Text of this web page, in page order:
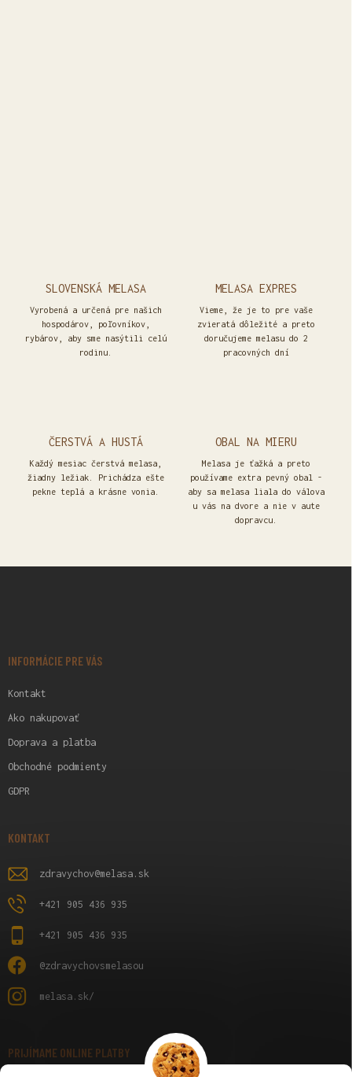
SLOVENSKÁ MELASA
Vyrobená a určená pre našich
hospodárov, poľovníkov,
rybárov, aby sme nasýtili celú
rodinu.
MELASA EXPRES
Vieme, že je to pre vaše
zvieratá dôležité a preto
doručujeme melasu do 2
pracovných dní
ČERSTVÁ A HUSTÁ
Každý mesiac čerstvá melasa,
žiadny ležiak. Prichádza ešte
pekne teplá a krásne vonia.
OBAL NA MIERU
Melasa je ťažká a preto
používame extra pevný obal -
aby sa melasa liala do válova
u vás na dvore a nie v aute
dopravcu.
INFORMÁCIE PRE VÁS
Kontakt
Ako nakupovať
Doprava a platba
Obchodné podmienty
GDPR
KONTAKT
zdravychov@melasa.sk
+421 905 436 935
+421 905 436 935
@zdravychovsmelasou
melasa.sk/
PRIJÍMAME ONLINE PLATBY